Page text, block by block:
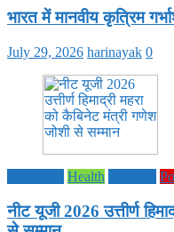
भारत में मानवीय कृत्रिम
July 29, 2026 harinayak 0
Health
नीट यूजी 2026 उत्तीर्ण